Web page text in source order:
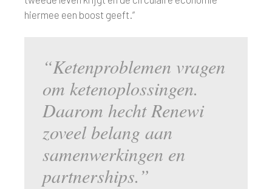
hiermee een boost geeft.”
“Ketenproblemen vragen
om ketenoplossingen.
Daarom hecht Renewi
zoveel belang aan
samenwerkingen en
partnerships.”